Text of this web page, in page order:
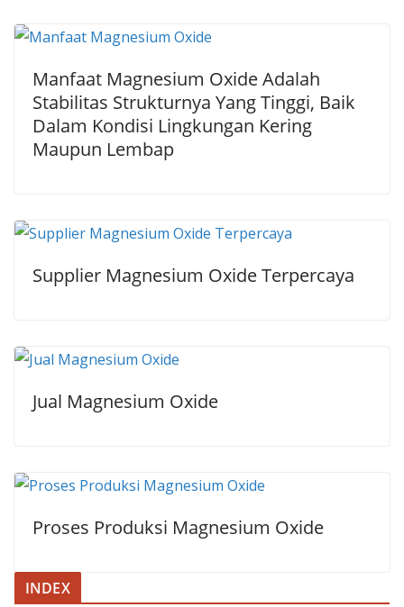
Manfaat Magnesium Oxide Adalah
Stabilitas Strukturnya Yang Tinggi, Baik
Dalam Kondisi Lingkungan Kering
Maupun Lembap
Supplier Magnesium Oxide Terpercaya
Jual Magnesium Oxide
Proses Produksi Magnesium Oxide
INDEX